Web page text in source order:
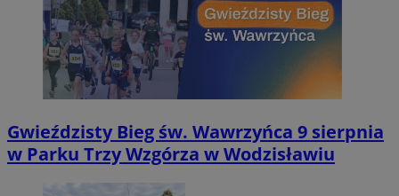
Gwieździsty Bieg św. Wawrzyńca 9 sierpnia
w Parku Trzy Wzgórza w Wodzisławiu